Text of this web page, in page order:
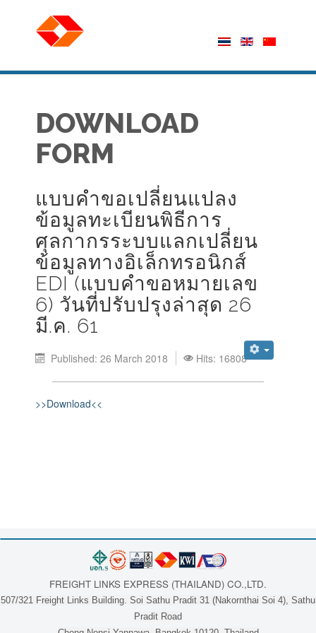
DOWNLOAD
FORM
แบบคำขอเปลี่ยนแปลง
ข้อมูลทะเบียนพิธีการ
ศุลกากรระบบแลกเปลี่ยน
ข้อมูลทางอิเล็กทรอนิกส์
EDI (แบบคำขอหมายเลข
6) วันที่ปรับปรุงล่าสุด 26
มี.ค. 61
Published: 26 March 2018 Hits: 16808
>>Download<<
FREIGHT LINKS EXPRESS (THAILAND) CO.,LTD.
507/321 Freight Links Building. Soi Sathu Pradit 31 (Nakornthai Soi 4), Sathu
Pradit Road